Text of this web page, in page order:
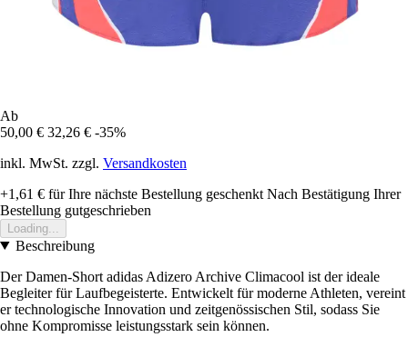
Ab
50,00 € 32,26 € -35%
inkl. MwSt. zzgl. Versandkosten
+1,61 € für Ihre nächste Bestellung geschenkt Nach Bestätigung Ihrer
Bestellung gutgeschrieben
Loading...
Beschreibung
Der Damen-Short adidas Adizero Archive Climacool ist der ideale
Begleiter für Laufbegeisterte. Entwickelt für moderne Athleten, vereint
er technologische Innovation und zeitgenössischen Stil, sodass Sie
ohne Kompromisse leistungsstark sein können.